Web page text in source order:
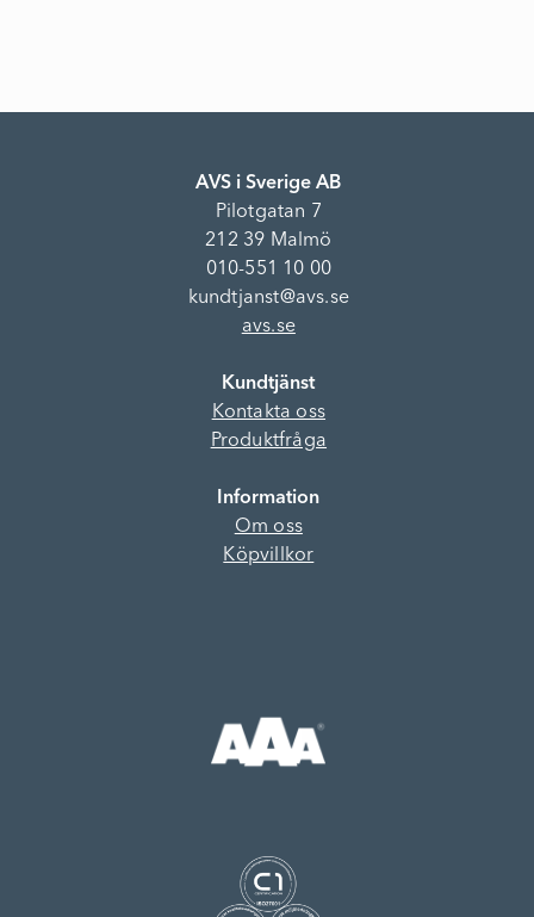
AVS i Sverige AB
Pilotgatan 7
212 39 Malmö
010-551 10 00
kundtjanst@avs.se
avs.se
Kundtjänst
Kontakta oss
Produktfråga
Information
Om oss
Köpvillkor